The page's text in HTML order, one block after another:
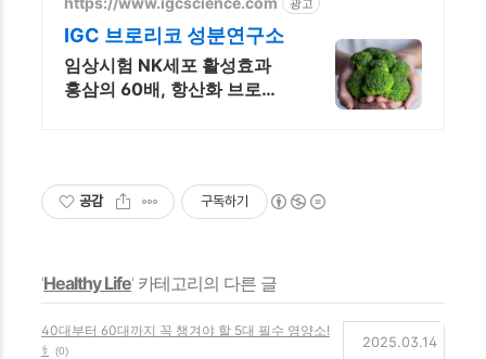
IGC 브로리코 성분연구소
임상시험 NK세포 활성효과
홍삼의 60배, 항산화 브로콜
공감 구독하기
'Healthy Life' 카테고리의 다른 글
40대부터 60대까지 꼭 챙겨야 할 5대 필수 영양소!
⚕️
(0)
2025.03.14